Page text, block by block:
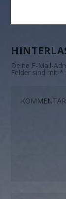
Deine E-Mail-
Felder sind mit *